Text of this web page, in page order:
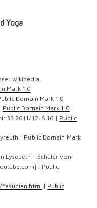
Yoga
wikipedia,
Mark 1.0
Domain Mark 1.0
Public Domain Mark 1.0
2011/12, S.16 | Public
| Public Domain Mark
Lysebeth - Schüler von
| Public
| Public